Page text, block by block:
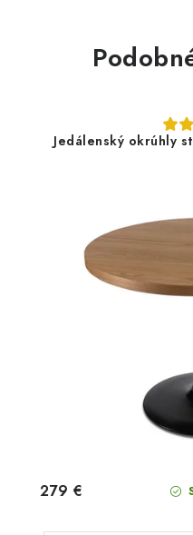
Jedálenský okrúhly
279 €